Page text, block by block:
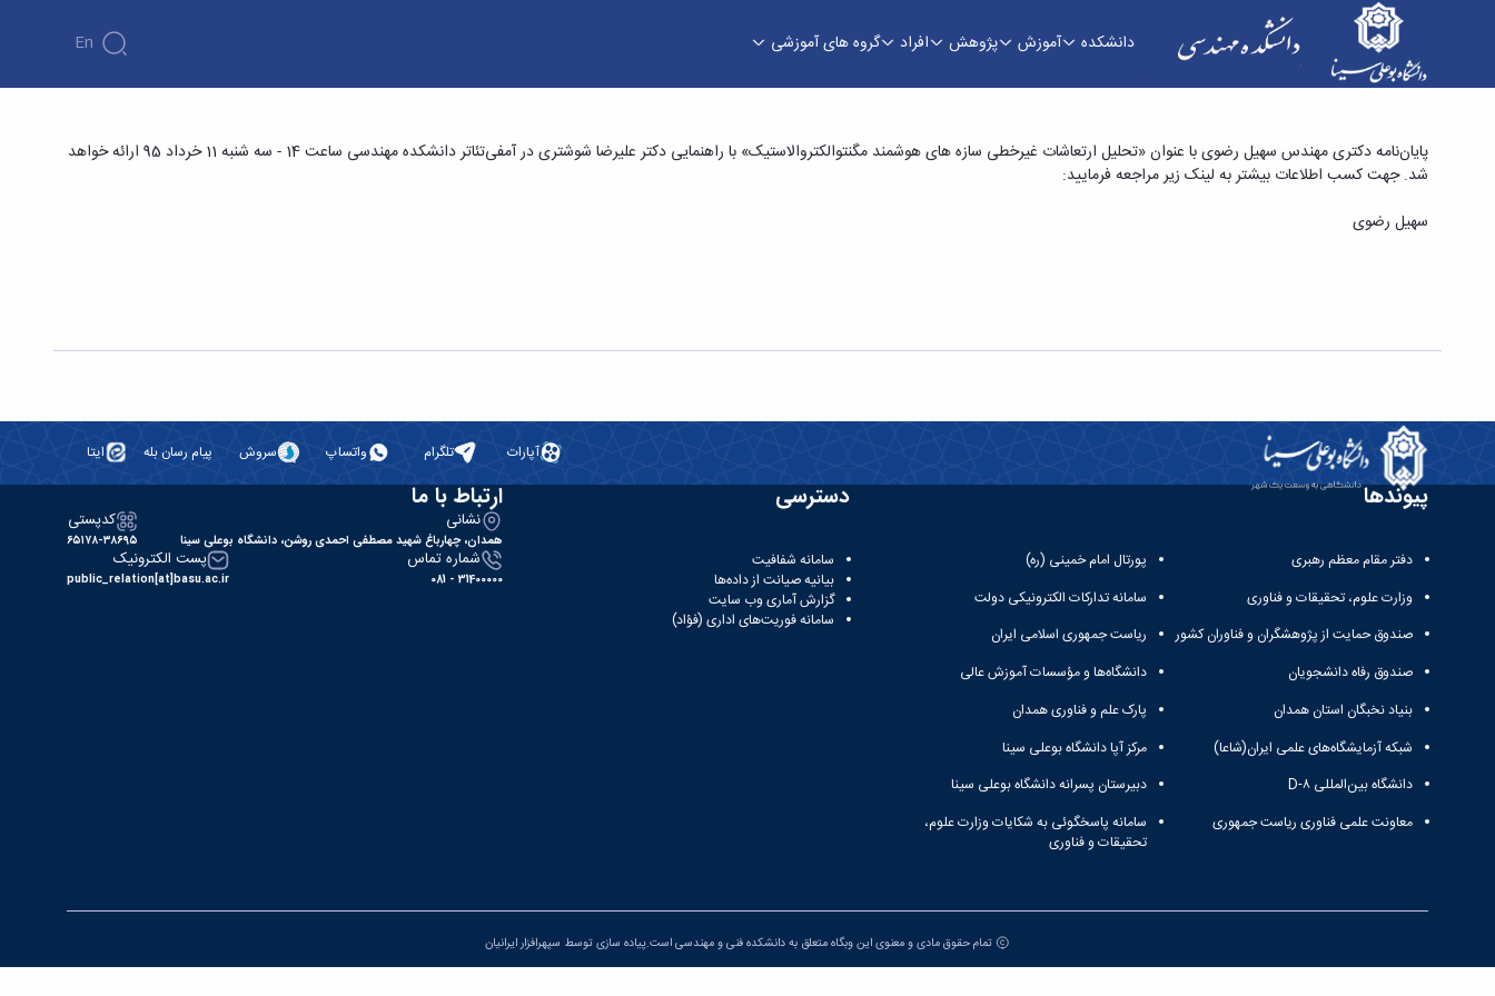
دانشکده آموزش پژوهش افراد گروه های آموزشی En
پایان‌نامه دکتری مهندس سهیل رضوی با عنوان «تحلیل ارتعاشات غیرخطی سازه های هوشمند مگنتوالکتروالاستیک» - دانشکده فنی و مهندسیپایان‌نامه دکتری مهندس سهیل رضوی با عنوان «تحلیل ارتعاشات غیرخطی سازه های هوشمند مگنتوالکتروالاستیک» با راهنمایی دکتر علیرضا شوشتری در آمفی‌تئاتر دانشکده مهندسی ساعت 14 - سه شنبه 11 خرداد 95 ارائه خواهد
شد. جهت کسب اطلاعات بیشتر به لینک زیر مراجعه فرمایید:
سهیل رضوی
آپارات تلگرام واتساپ سروش پیام رسان بله ایتا
پیوندها
دفتر مقام معظم رهبری
وزارت علوم، تحقیقات و فناوری
صندوق حمایت از پژوهشگران و فناوران کشور
صندوق رفاه دانشجویان
بنیاد نخبگان استان همدان
شبکه آزمایشگاه‌های علمی ایران(شاعا)
دانشگاه بین‌المللی D-۸
معاونت علمی فناوری ریاست جمهوری
پورتال امام خمینی (ره)
سامانه تدارکات الکترونیکی دولت
ریاست جمهوری اسلامی ایران
دانشگاه‌ها و مؤسسات آموزش عالی
پارک علم و فناوری همدان
مرکز آپا دانشگاه بوعلی سینا
دبیرستان پسرانه دانشگاه بوعلی سینا
سامانه پاسخگوئی به شکایات وزارت علوم،
تحقیقات و فناوری
دسترسی
سامانه شفافیت
بیانیه صیانت از داده‌ها
گزارش آماری وب‌ سایت
سامانه فوریت‌های اداری (فؤاد)
ارتباط با ما
نشانی
همدان، چهارباغ شهید مصطفی احمدی روشن، دانشگاه بوعلی سینا
کدپستی
۶۵۱۷۸-۳۸۶۹۵
شماره تماس
31400000 - 081
پست الکترونیک
public_relation[at]basu.ac.ir
تمام حقوق مادی و معنوی این وبگاه متعلق به دانشکده فنی و مهندسی است.پیاده سازی توسط سپهرافزار ایرانیان